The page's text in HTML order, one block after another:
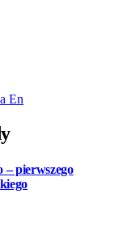
En
– pierwszego